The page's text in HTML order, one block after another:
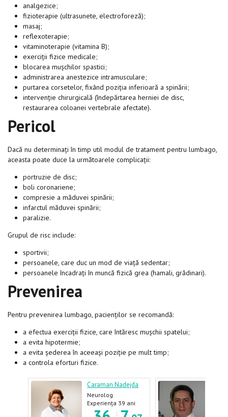
analgezice;
fizioterapie (ultrasunete, electroforeză);
masaj;
reflexoterapie;
vitaminoterapie (vitamina B);
exerciții fizice medicale;
blocarea mușchilor spastici;
administrarea anestezice intramusculare;
purtarea corsetelor, fixând poziția inferioară a spinării;
intervenție chirurgicală (îndepărtarea herniei de disc,
restaurarea coloanei vertebrale afectate).
Pericol
Dacă nu determinați în timp util modul de tratament pentru lumbago,
aceasta poate duce la următoarele complicații:
portruzie de disc;
boli coronariene;
compresie a măduvei spinării;
infarctul măduvei spinării;
paralizie.
Grupul de risc include:
sportivii;
persoanele, care duc un mod de viață sedentar;
persoanele încadrați în muncă fizică grea (hamali, grădinari).
Prevenirea
Pentru prevenirea lumbago, pacienților se recomandă:
a efectua exerciții fizice, care întăresc mușchii spatelui;
a evita hipotermie;
a evita șederea în aceeași poziție pe mult timp;
a controla eforturi fizice.
Caraman Nadejda
Neurolog
Experiența 39 ani